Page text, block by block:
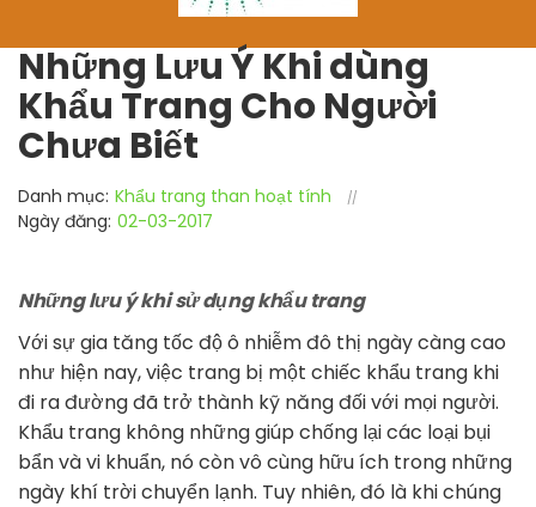
Những Lưu Ý Khi dùng
Khẩu Trang Cho Người
Chưa Biết
Danh mục: Khẩu trang than hoạt tính
Ngày đăng: 02-03-2017
Những lưu ý khi sử dụng khẩu trang
Với sự gia tăng tốc độ ô nhiễm đô thị ngày càng cao
như hiện nay, việc trang bị một chiếc khẩu trang khi
đi ra đường đã trở thành kỹ năng đối với mọi người.
Khẩu trang không những giúp chống lại các loại bụi
bẩn và vi khuẩn, nó còn vô cùng hữu ích trong những
ngày khí trời chuyển lạnh. Tuy nhiên, đó là khi chúng